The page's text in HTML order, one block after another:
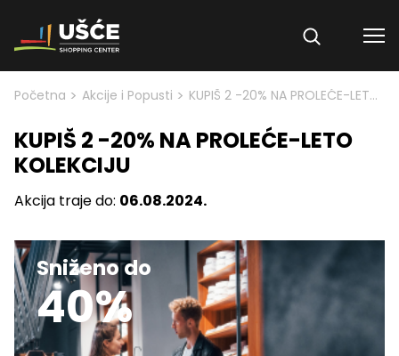
Skip to content
Početna > Akcije i Popusti > KUPIŠ 2 -20% NA PROLEĆE-LETO KOLEKCIJU
KUPIŠ 2 -20% NA PROLEĆE-LETO
KOLEKCIJU
Akcija traje do: 06.08.2024.
Sniženo do
40%